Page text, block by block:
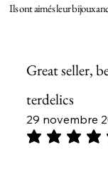
Ils ont aimés leur bijoux
Great seller,
terdelics
29 novembre